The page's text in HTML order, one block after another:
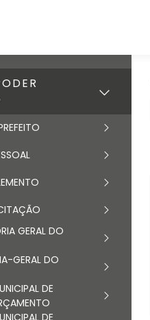
GERAL DO
GERAL DO
DE
DE